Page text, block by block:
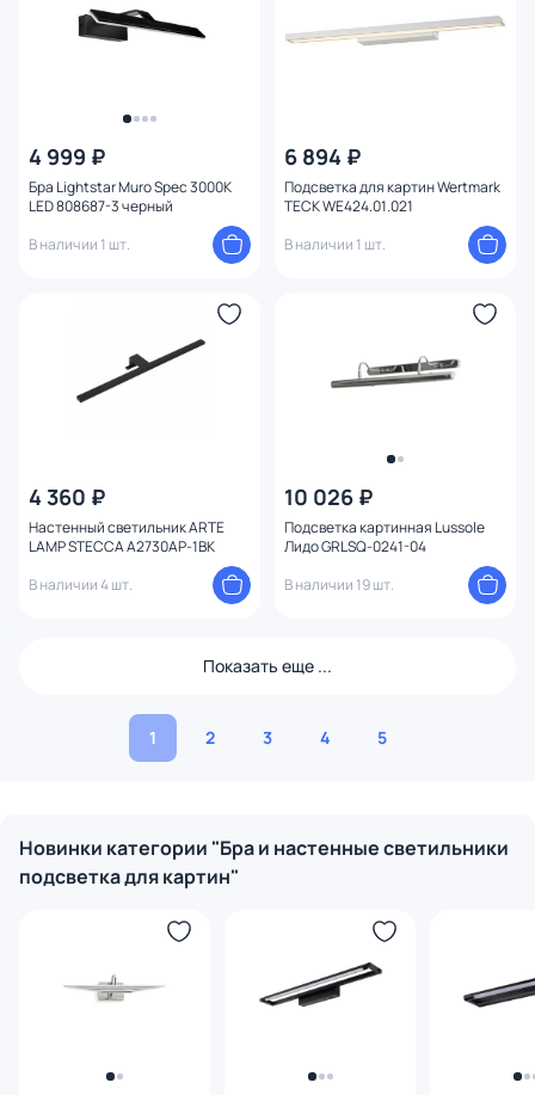
4 999 ₽
Бра Lightstar Muro Spec 3000K
LED 808687-3 черный
В наличии 1 шт.
6 894 ₽
Подсветка для картин Wertmark
TECK WE424.01.021
В наличии 1 шт.
4 360 ₽
Настенный светильник ARTE
LAMP STECCA A2730AP-1BK
В наличии 4 шт.
10 026 ₽
Подсветка картинная Lussole
Лидо GRLSQ-0241-04
В наличии 19 шт.
Показать еще ...
1 2 3 4 5
Новинки категории "Бра и настенные светильники
подсветка для картин"